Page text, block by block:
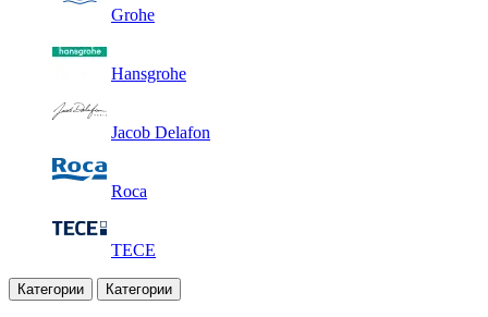
Grohe
Hansgrohe
Jacob Delafon
Roca
TECE
Категории Категории